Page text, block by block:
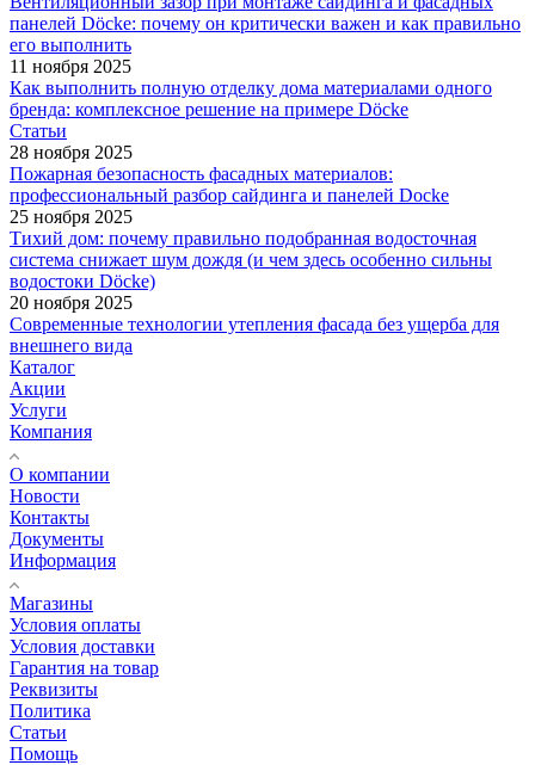
панелей Döcke: почему он критически важен и как правильно
его выполнить
11 ноября 2025
Как выполнить полную отделку дома материалами одного
бренда: комплексное решение на примере Döcke
Статьи
28 ноября 2025
Пожарная безопасность фасадных материалов:
профессиональный разбор сайдинга и панелей Docke
25 ноября 2025
Тихий дом: почему правильно подобранная водосточная
система снижает шум дождя (и чем здесь особенно сильны
водостоки Döcke)
20 ноября 2025
Современные технологии утепления фасада без ущерба для
внешнего вида
Каталог
Акции
Услуги
Компания
О компании
Новости
Контакты
Документы
Информация
Магазины
Условия оплаты
Условия доставки
Гарантия на товар
Реквизиты
Политика
Статьи
Помощь